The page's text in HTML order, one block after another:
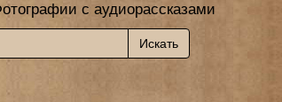
с аудиорассказами